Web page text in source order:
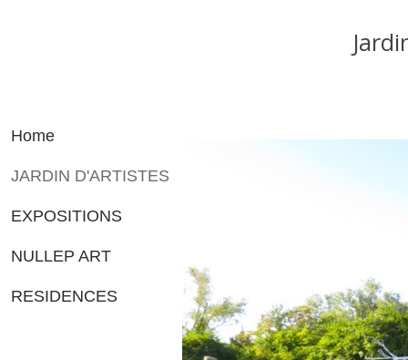
Home
JARDIN D'ARTISTES
EXPOSITIONS
NULLEP ART
RESIDENCES